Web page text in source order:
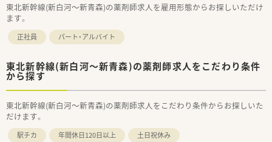
東北新幹線(新白河～新青森)の薬剤師求人を雇用形態からお探しいただけ
ます。
正社員 パート・アルバイト
東北新幹線(新白河～新青森)の薬剤師求人をこだわり条件
から探す
東北新幹線(新白河～新青森)の薬剤師求人をこだわり条件からお探しいた
だけます。
駅チカ 年間休日120日以上
土日祝休み